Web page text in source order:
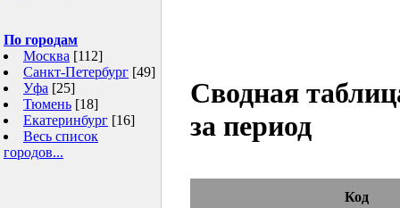
По городам
Москва [112]
Санкт-Петербург [49]
Уфа [25]
Тюмень [18]
Екатеринбург [16]
Весь список
городов...
Сводная
за период
Код